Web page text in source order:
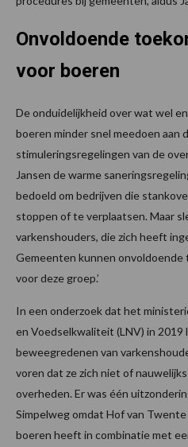
Onvoldoende
voor boeren
De onduidelijkheid over wat wel
boeren minder snel meedoen aan
stimuleringsregelingen van de
Jansen de warme
bedoeld om bedrijven die
stoppen of te verplaatsen. Maar
varkenshouders, die zich heeft
Gemeenten kunnen
voor deze groep.’
In een onderzoek dat het
en Voedselkwaliteit (LNV) in
beweegredenen van
voren dat ze zich niet of
overheden. Er was één
Simpelweg omdat Hof van
boeren heeft in combinatie met